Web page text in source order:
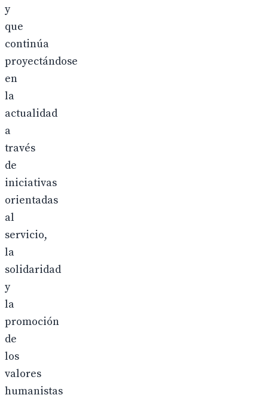
y
que
continúa
proyectándose
en
la
actualidad
a
través
de
iniciativas
orientadas
al
servicio,
la
solidaridad
y
la
promoción
de
los
valores
humanistas